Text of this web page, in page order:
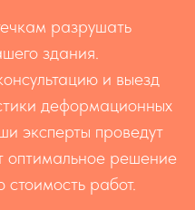
разрушать
здания.
и выезд
деформационных
эксперты проведут
оптимальное решение
стоимость работ.